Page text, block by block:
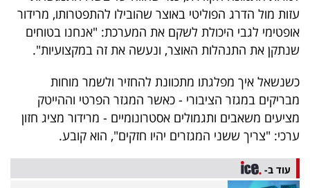
עזות מול הדרג הפוליטי באוצר שהובילו להתפטרותו, מרידור
אופטימי לגבי היכולת לשקם את המערכת: "אנחנו בטוחים
שנתקן את התנהלות האוצר, ונעשה את זה במקצועיות".
כשנשאל איך מפלגתו מתכוונת להחזיר ולשמר מוחות
מבריקים במגזר הציבורי - כאשר המגזר הפרטי וההייטק
מציעים משאבים ותגמולים אסטרונומיים - מרידור מציג חזון
ערכי: "צריך ששני המגזרים יהיו חזקים", הוא קובע.
עוד ב-